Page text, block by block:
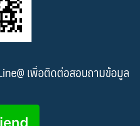
เพื่อติดต่อสอบถามข้อมูล